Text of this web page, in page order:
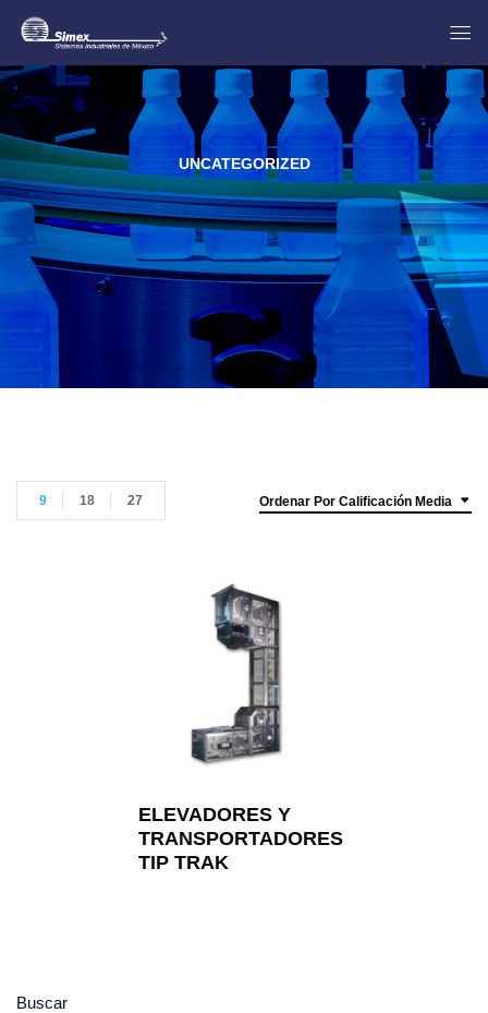
UNCATEGORIZED
Buscar
Ordenar Por Calificación Media
9 18 27
ELEVADORES Y
TRANSPORTADORES
TIP TRAK